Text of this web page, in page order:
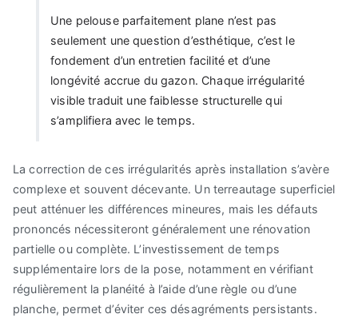
Une pelouse parfaitement plane n’est pas
seulement une question d’esthétique, c’est le
fondement d’un entretien facilité et d’une
longévité accrue du gazon. Chaque irrégularité
visible traduit une faiblesse structurelle qui
s’amplifiera avec le temps.
La correction de ces irrégularités après installation s’avère
complexe et souvent décevante. Un terreautage superficiel
peut atténuer les différences mineures, mais les défauts
prononcés nécessiteront généralement une rénovation
partielle ou complète. L’investissement de temps
supplémentaire lors de la pose, notamment en vérifiant
régulièrement la planéité à l’aide d’une règle ou d’une
planche, permet d’éviter ces désagréments persistants.